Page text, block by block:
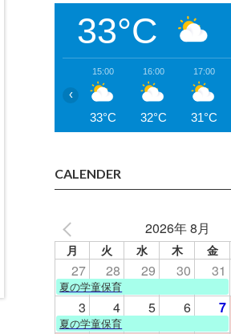
33°C
15:00
33°C
16:00
32°C
17:00
31°C
‹
CALENDER
2026年 8月
月 火 水 木 金
27 28 29 30 31
夏の学童保育
3 4 5 6 7
夏の学童保育